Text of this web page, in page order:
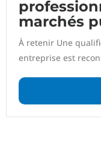
marchés
À retenir Une
entreprise est